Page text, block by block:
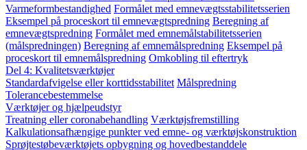
Varmeformbestandighed Formålet med emnevægtsstabilitetsserien
Eksempel på proceskort til emnevægtspredning Beregning af
emnevægtspredning Formålet med emnemålstabilitetsserien
(målspredningen) Beregning af emnemålspredning Eksempel på
proceskort til emnemålspredning Omkobling til eftertryk
Del 4: Kvalitetsværktøjer
Standardafvigelse eller korttidsstabilitet Målspredning
Tolerancebestemmelse
Værktøjer og hjælpeudstyr
Treatning eller coronabehandling Værktøjsfremstilling
Kalkulationsafhængige punkter ved emne- og værktøjskonstruktion
Sprøjtestøbeværktøjets opbygning og hovedbestanddele